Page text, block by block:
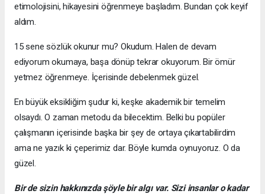
etimolojisini, hikayesini öğrenmeye başladım. Bundan çok keyif
aldım.
15 sene sözlük okunur mu? Okudum. Halen de devam
ediyorum okumaya, başa dönüp tekrar okuyorum. Bir ömür
yetmez öğrenmeye. İçerisinde debelenmek güzel.
En büyük eksikliğim şudur ki, keşke akademik bir temelim
olsaydı. O zaman metodu da bilecektim. Belki bu popüler
çalışmanın içerisinde başka bir şey de ortaya çıkartabilirdim
ama ne yazık ki çeperimiz dar. Böyle kumda oynuyoruz. O da
güzel.
Bir de sizin hakkınızda şöyle bir algı var. Sizi insanlar o kadar